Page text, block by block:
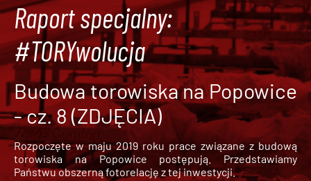
Raport specjalny:
#TORYwolucja
Budowa torowiska na Popowice
- cz. 8 (ZDJĘCIA)
Rozpoczęte w maju 2019 roku prace związane z budową
torowiska na Popowice
postępują. Przedstawiamy
Państwu obszerną fotorelację z tej inwestycji.